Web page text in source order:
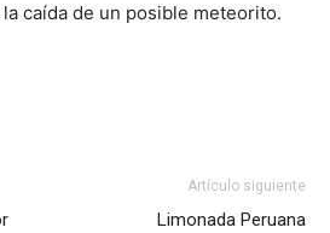
caída de un posible meteorito.
Artículo siguiente
Limonada Peruana